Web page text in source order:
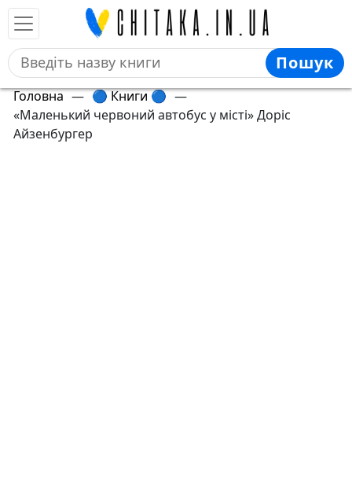
Пошук
Головна — 🔵 Книги 🔵 —
«Маленький червоний автобус у місті» Доріс
Айзенбургер